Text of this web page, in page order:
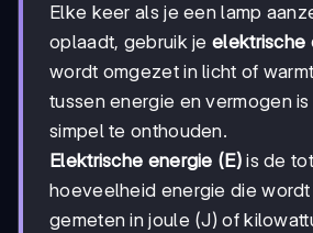
Elke keer als je een lamp
oplaadt, gebruik jeelektrische
wordt omgezet in licht of
tussen energie en vermogen
simpel te onthouden.
Elektrische energie (E)is de
hoeveelheid energie die
gemeten in joule (J) of